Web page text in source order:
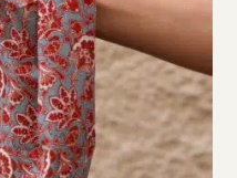
24
968 13 28